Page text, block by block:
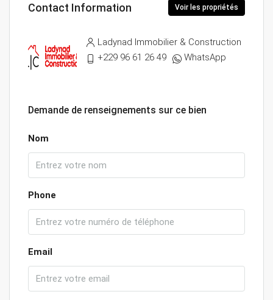
Contact Information Voir les propriétés
Ladynad Immobilier & Construction
+229 96 61 26 49
WhatsApp
Demande de renseignements sur ce bien
Nom
Phone
Email